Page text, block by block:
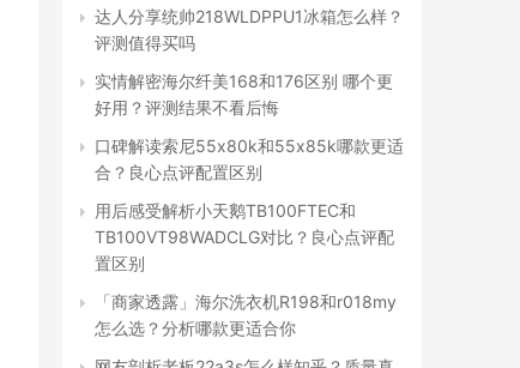
达人分享统帅218WLDPPU1冰箱怎么样？
评测值得买吗
实情解密海尔纤美168和176区别 哪个更
好用？评测结果不看后悔
口碑解读索尼55x80k和55x85k哪款更适
合？良心点评配置区别
用后感受解析小天鹅TB100FTEC和
TB100VT98WADCLG对比？良心点评配
置区别
「商家透露」海尔洗衣机R198和r018my
怎么选？分析哪款更适合你